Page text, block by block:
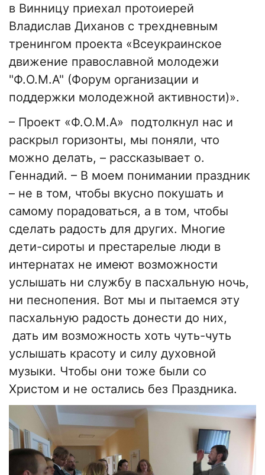
в Винницу приехал протоиерей
Владислав Диханов с трехдневным
тренингом проекта «Всеукраинское
движение православной молодежи
"Ф.О.М.А" (Форум организации и
поддержки молодежной активности)».
– Проект «Ф.О.М.А» подтолкнул нас и
раскрыл горизонты, мы поняли, что
можно делать, – рассказывает о.
Геннадий. – В моем понимании праздник
– не в том, чтобы вкусно покушать и
самому порадоваться, а в том, чтобы
сделать радость для других. Многие
дети-сироты и престарелые люди в
интернатах не имеют возможности
услышать ни службу в пасхальную ночь,
ни песнопения. Вот мы и пытаемся эту
пасхальную радость донести до них,
дать им возможность хоть чуть-чуть
услышать красоту и силу духовной
музыки. Чтобы они тоже были со
Христом и не остались без Праздника.